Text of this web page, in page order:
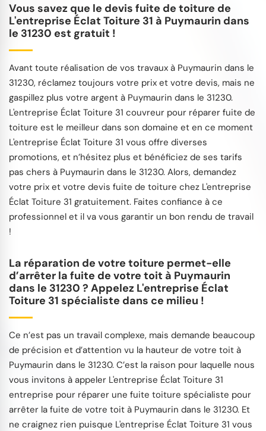
Vous savez que le devis fuite de toiture de
L'entreprise Éclat Toiture 31 à Puymaurin dans
le 31230 est gratuit !
Avant toute réalisation de vos travaux à Puymaurin dans le
31230, réclamez toujours votre prix et votre devis, mais ne
gaspillez plus votre argent à Puymaurin dans le 31230.
L'entreprise Éclat Toiture 31 couvreur pour réparer fuite de
toiture est le meilleur dans son domaine et en ce moment
L'entreprise Éclat Toiture 31 vous offre diverses
promotions, et n’hésitez plus et bénéficiez de ses tarifs
pas chers à Puymaurin dans le 31230. Alors, demandez
votre prix et votre devis fuite de toiture chez L'entreprise
Éclat Toiture 31 gratuitement. Faites confiance à ce
professionnel et il va vous garantir un bon rendu de travail
!
La réparation de votre toiture permet-elle
d’arrêter la fuite de votre toit à Puymaurin
dans le 31230 ? Appelez L'entreprise Éclat
Toiture 31 spécialiste dans ce milieu !
Ce n’est pas un travail complexe, mais demande beaucoup
de précision et d’attention vu la hauteur de votre toit à
Puymaurin dans le 31230. C’est la raison pour laquelle nous
vous invitons à appeler L'entreprise Éclat Toiture 31
entreprise pour réparer une fuite toiture spécialiste pour
arrêter la fuite de votre toit à Puymaurin dans le 31230. Et
ne craignez rien puisque L'entreprise Éclat Toiture 31 vous